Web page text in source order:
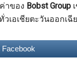
าของ Bobst Group
อเชียตะวันออกเฉี
Facebook